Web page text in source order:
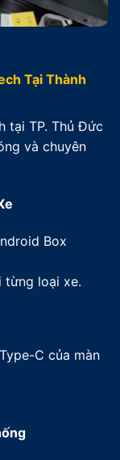
Tại Thành
tại TP. Thủ Đức
và chuyên
Box
từng loại xe.
C của màn